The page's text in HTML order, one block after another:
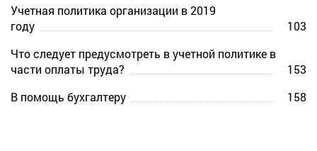
Учетная политика организации в 2019
году
103
Что следует предусмотреть в учетной политике в
части оплаты труда?
153
В помощь бухгалтеру
158